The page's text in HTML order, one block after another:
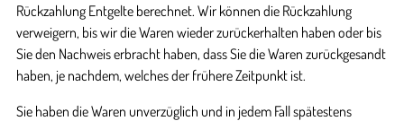
Rückzahlung Entgelte berechnet. Wir können die Rückzahlung
verweigern, bis wir die Waren wieder zurückerhalten haben oder bis
Sie den Nachweis erbracht haben, dass Sie die Waren zurückgesandt
haben, je nachdem, welches der frühere Zeitpunkt ist.
Sie haben die Waren unverzüglich und in jedem Fall spätestens